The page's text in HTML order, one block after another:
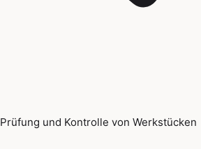
Prüfung und Kontrolle von Werkstücken